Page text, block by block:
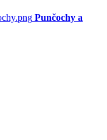
Punčochy a